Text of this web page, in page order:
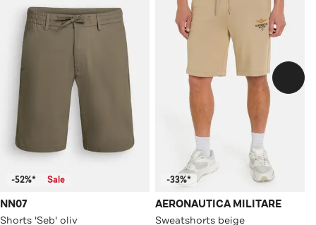
-52%* Sale
NN07
Shorts 'Seb' oliv
-33%*
AERONAUTICA MILITARE
Sweatshorts beige